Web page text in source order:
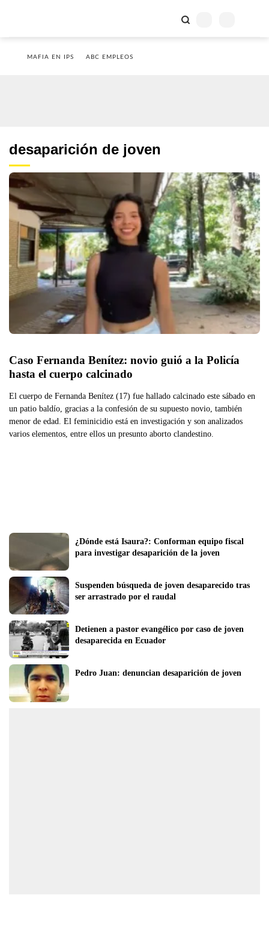
MAFIA EN IPS ABC EMPLEOS
desaparición de joven
Caso Fernanda Benítez: novio guió a la Policía
hasta el cuerpo calcinado
El cuerpo de Fernanda Benítez (17) fue hallado calcinado este sábado en
un patio baldío, gracias a la confesión de su supuesto novio, también
menor de edad. El feminicidio está en investigación y son analizados
varios elementos, entre ellos un presunto aborto clandestino.
¿Dónde está Isaura?: Conforman equipo fiscal
para investigar desaparición de la joven
Suspenden búsqueda de joven desaparecido tras
ser arrastrado por el raudal
Detienen a pastor evangélico por caso de joven
desaparecida en Ecuador
Pedro Juan: denuncian desaparición de joven